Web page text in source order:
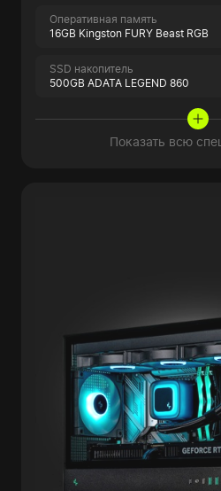
Оперативная память
16GB Kingston FURY Beast RGB
SSD накопитель
500GB ADATA LEGEND 860
Показать всю